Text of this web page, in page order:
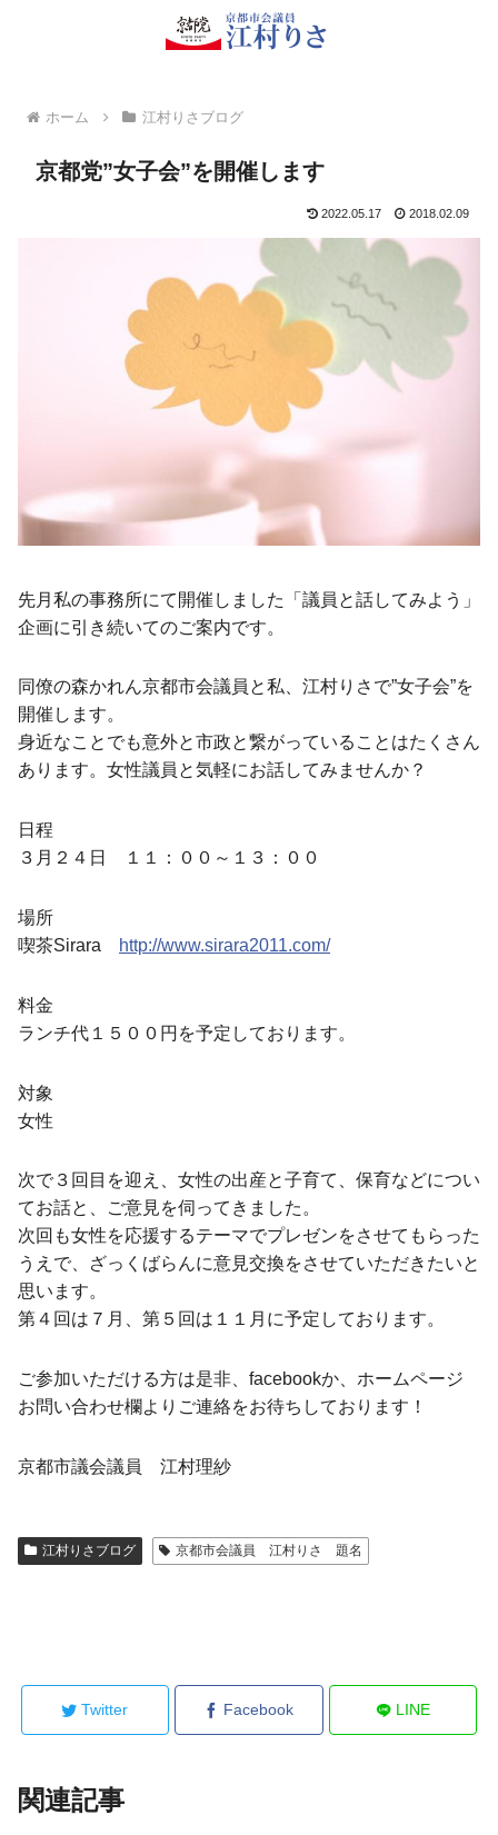
ホーム 江村りさブログ
京都党”女子会”を開催します
2022.05.17 2018.02.09
先月私の事務所にて開催しました「議員と話してみよう」
企画に引き続いてのご案内です。
同僚の森かれん京都市会議員と私、江村りさで”女子会”を
開催します。
身近なことでも意外と市政と繋がっていることはたくさん
あります。女性議員と気軽にお話してみませんか？
日程
３月２４日 １１：００～１３：００
場所
喫茶Sirara
http://www.sirara2011.com/
料金
ランチ代１５００円を予定しております。
対象
女性
次で３回目を迎え、女性の出産と子育て、保育などについ
てお話と、ご意見を伺ってきました。
次回も女性を応援するテーマでプレゼンをさせてもらった
うえで、ざっくばらんに意見交換をさせていただきたいと
思います。
第４回は７月、第５回は１１月に予定しております。
ご参加いただける方は是非、facebookか、ホームページ
お問い合わせ欄よりご連絡をお待ちしております！
京都市議会議員 江村理紗
江村りさブログ 京都市会議員 江村りさ 題名
Twitter Facebook LINE
関連記事